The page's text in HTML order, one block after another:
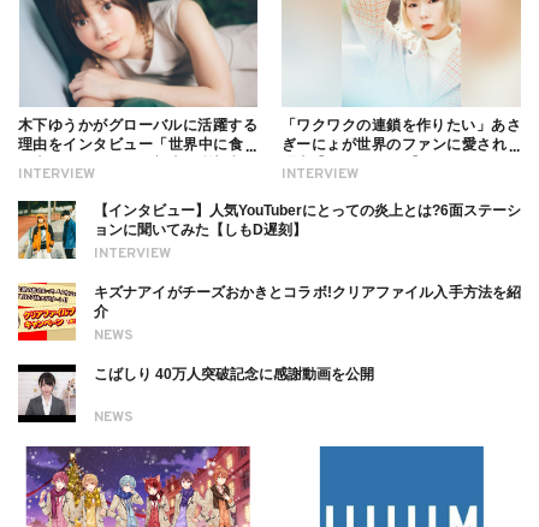
INTERVIEW
木下ゆうかがグローバルに活躍する
理由をインタビュー「世界中に食べ
ついても
INTERVIEW
「ワクワクの連鎖を作りたい」あさ
ぎーにょが世界のファンに愛される
INTERVIEW
【インタビュー】人気YouTuberにとっての炎上とは?6面ステーシ
ョンに聞いてみた【しもD遅刻】
NEWS
キズナアイがチーズおかきとコラボ!クリアファイル入手方法を紹
介
NEWS
こばしり 40万人突破記念に感謝動画を公開